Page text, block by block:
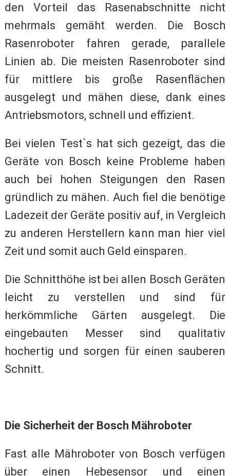
den Vorteil das Rasenabschnitte nicht
mehrmals gemäht werden. Die Bosch
Rasenroboter fahren gerade, parallele
Linien ab. Die meisten Rasenroboter sind
für mittlere bis große Rasenflächen
ausgelegt und mähen diese, dank eines
Antriebsmotors, schnell und effizient.
Bei vielen Test`s hat sich gezeigt, das die
Geräte von Bosch keine Probleme haben
auch bei hohen Steigungen den Rasen
gründlich zu mähen. Auch fiel die benötige
Ladezeit der Geräte positiv auf, in Vergleich
zu anderen Herstellern kann man hier viel
Zeit und somit auch Geld einsparen.
Die Schnitthöhe ist bei allen Bosch Geräten
leicht zu verstellen und sind für
herkömmliche Gärten ausgelegt. Die
eingebauten Messer sind qualitativ
hochertig und sorgen für einen sauberen
Schnitt.
Die Sicherheit der Bosch Mähroboter
Fast alle Mähroboter von Bosch verfügen
über einen Hebesensor und einen